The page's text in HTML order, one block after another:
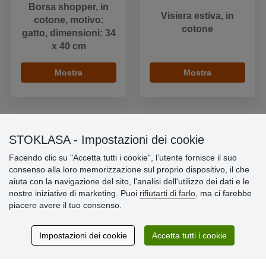
Borsa shopper, in
cotone, motivo:
gatto, dimensioni: 34
x 40 cm
Mostra
Visiera estiva, in
cotone
Mostra
» Impostazioni dei cookie
» Termini & Condizioni
» Informativa sulla Privacy
» Consegna e pagamento
» Programma fedeltà
STOKLASA - Impostazioni dei cookie
Facendo clic su "Accetta tutti i cookie", l’utente fornisce il suo
consenso alla loro memorizzazione sul proprio dispositivo, il che
aiuta con la navigazione del sito, l'analisi dell'utilizzo dei dati e le
nostre iniziative di marketing. Puoi rifiutarti di farlo , ma ci farebbe
piacere avere il tuo consenso.
Impostazioni dei cookie Accetta tutti i cookie